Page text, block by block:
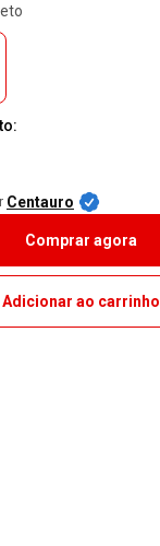
Centauro
Comprar agora
Adicionar ao carrinho